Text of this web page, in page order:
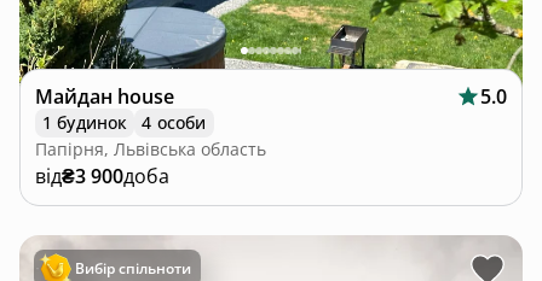
Майдан house 5.0
1 будинок
4 особи
Папірня, Львівська область
від₴3 900доба
Вибір спільноти